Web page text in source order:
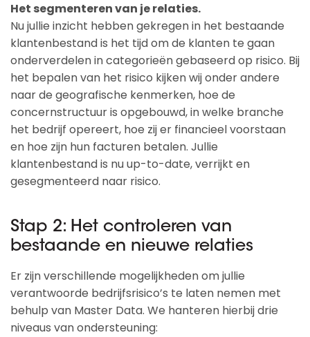
Het segmenteren van je relaties.
Nu jullie inzicht hebben gekregen in het bestaande
klantenbestand is het tijd om de klanten te gaan
onderverdelen in categorieën gebaseerd op risico. Bij
het bepalen van het risico kijken wij onder andere
naar de geografische kenmerken, hoe de
concernstructuur is opgebouwd, in welke branche
het bedrijf opereert, hoe zij er financieel voorstaan
en hoe zijn hun facturen betalen. Jullie
klantenbestand is nu up-to-date, verrijkt en
gesegmenteerd naar risico.
Stap 2: Het controleren van
bestaande en nieuwe relaties
Er zijn verschillende mogelijkheden om jullie
verantwoorde bedrijfsrisico’s te laten nemen met
behulp van Master Data. We hanteren hierbij drie
niveaus van ondersteuning: